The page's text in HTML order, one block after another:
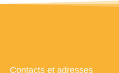
Contacts et adresses